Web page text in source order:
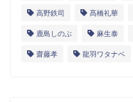
高野鉄司 髙橋礼華
鹿島しのぶ 麻生泰
齋藤孝 龍羽ワタナベ